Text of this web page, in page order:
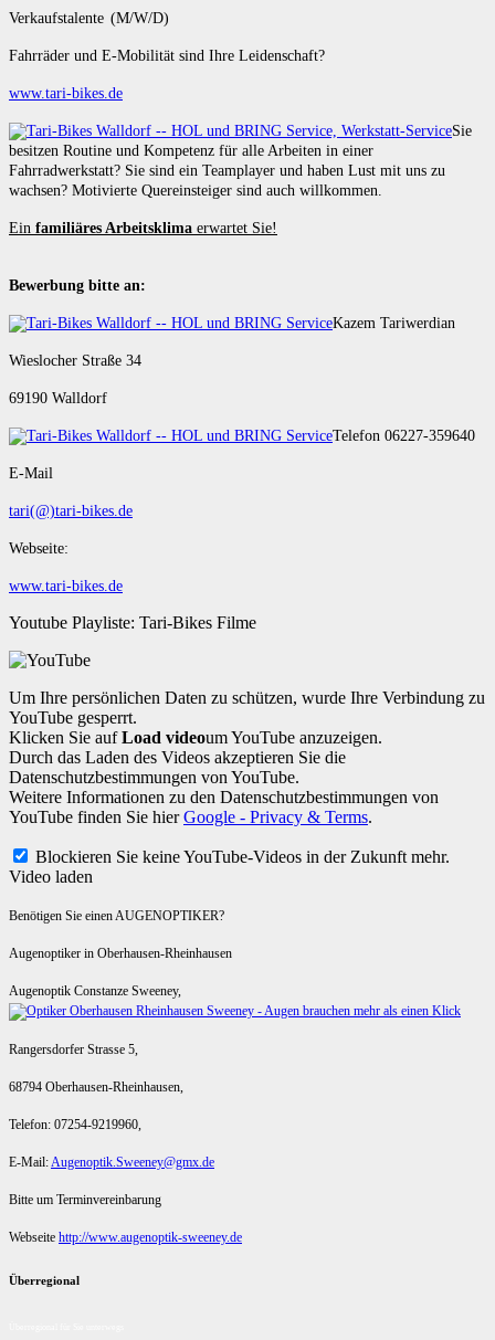
Verkaufstalente (M/W/D)
Fahrräder und E-Mobilität sind Ihre Leidenschaft?
www.tari-bikes.de
Sie
besitzen Routine und Kompetenz für alle Arbeiten in einer
Fahrradwerkstatt? Sie sind ein Teamplayer und haben Lust mit uns zu
wachsen? Motivierte Quereinsteiger sind auch willkommen.
Ein familiäres Arbeitsklima erwartet Sie!
Bewerbung bitte an:
Kazem Tariwerdian
Wieslocher Straße 34
69190 Walldorf
Telefon 06227-359640
E-Mail
tari(@)tari-bikes.de
Webseite:
www.tari-bikes.de
Youtube Playliste: Tari-Bikes Filme
Um Ihre persönlichen Daten zu schützen, wurde Ihre Verbindung zu
YouTube gesperrt.
Klicken Sie aufLoad videoum YouTube anzuzeigen.
Durch das Laden des Videos akzeptieren Sie die
Datenschutzbestimmungen von YouTube.
Weitere Informationen zu den Datenschutzbestimmungen von
YouTube finden Sie hierGoogle - Privacy & Terms.
Blockieren Sie keine YouTube-Videos in der Zukunft mehr.
Video laden
Benötigen Sie einen AUGENOPTIKER?
Augenoptiker in Oberhausen-Rheinhausen
Augenoptik Constanze Sweeney,
Rangersdorfer Strasse 5,
68794 Oberhausen-Rheinhausen,
Telefon: 07254-9219960,
E-Mail:Augenoptik.Sweeney@gmx.de
Bitte um Terminvereinbarung
Webseite http://www.augenoptik-sweeney.de
Überregional